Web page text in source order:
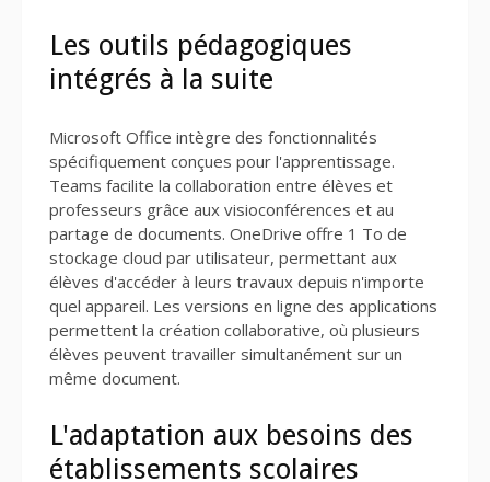
Les outils pédagogiques
intégrés à la suite
Microsoft Office intègre des fonctionnalités
spécifiquement conçues pour l'apprentissage.
Teams facilite la collaboration entre élèves et
professeurs grâce aux visioconférences et au
partage de documents. OneDrive offre 1 To de
stockage cloud par utilisateur, permettant aux
élèves d'accéder à leurs travaux depuis n'importe
quel appareil. Les versions en ligne des applications
permettent la création collaborative, où plusieurs
élèves peuvent travailler simultanément sur un
même document.
L'adaptation aux besoins des
établissements scolaires